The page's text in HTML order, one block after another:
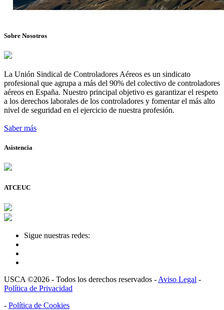
Sobre Nosotros
La Unión Sindical de Controladores Aéreos es un sindicato
profesional que agrupa a más del 90% del colectivo de controladores
aéreos en España. Nuestro principal objetivo es garantizar el respeto
a los derechos laborales de los controladores y fomentar el más alto
nivel de seguridad en el ejercicio de nuestra profesión.
Saber más
Asistencia
ATCEUC
Sigue nuestras redes:
USCA ©2026 - Todos los derechos reservados - Aviso Legal -
Política de Privacidad
- Política de Cookies